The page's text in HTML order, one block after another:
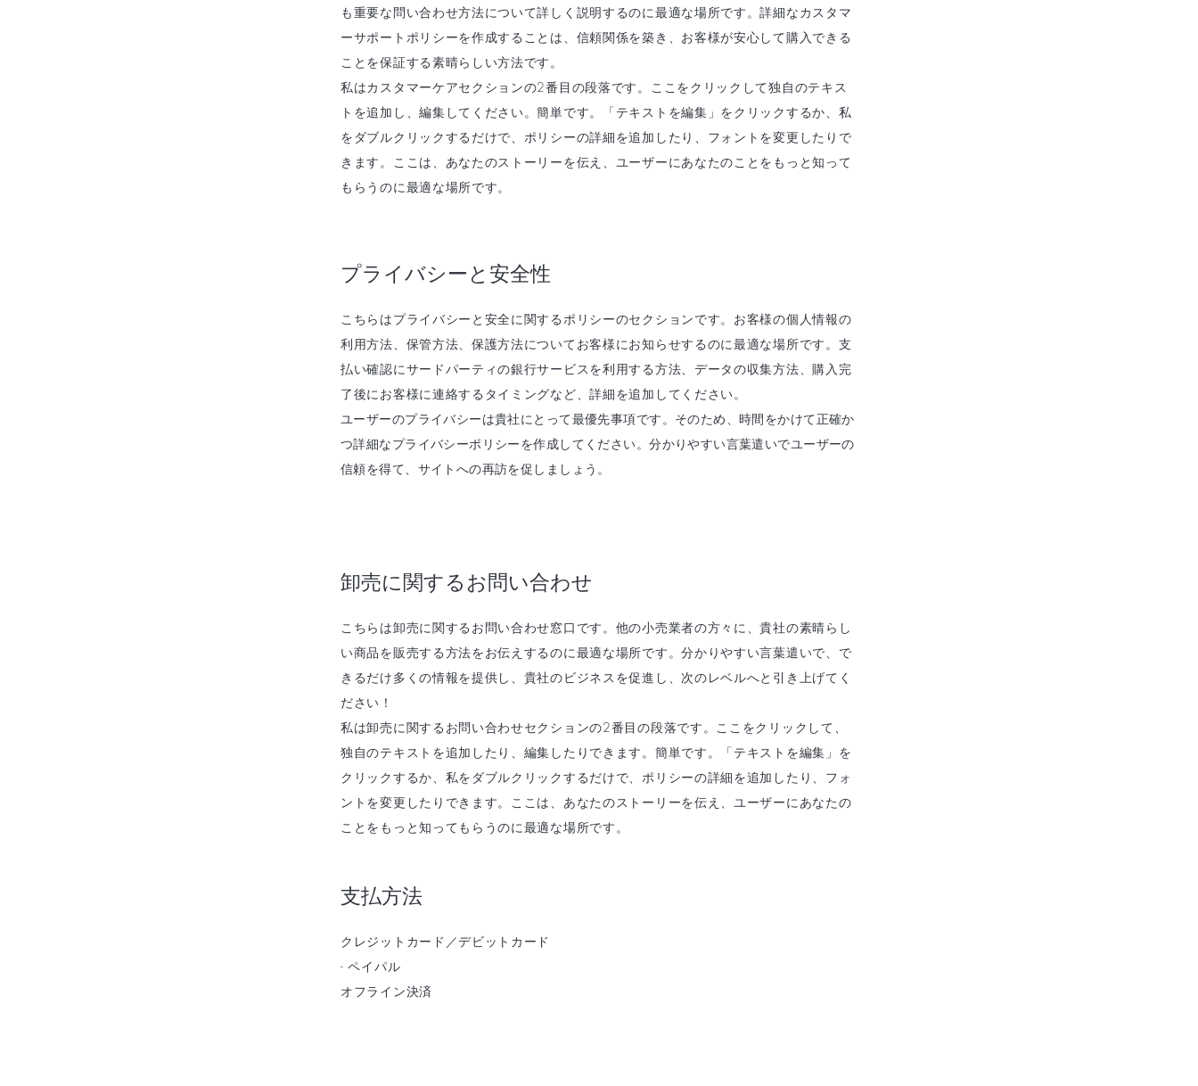
も重要な問い合わせ方法について詳しく説明するのに最適な場所です。詳細なカスタマ
ーサポートポリシーを作成することは、信頼関係を築き、お客様が安心して購入できる
ことを保証する素晴らしい方法です。
私はカスタマーケアセクションの2番目の段落です。ここをクリックして独自のテキス
トを追加し、編集してください。簡単です。「テキストを編集」をクリックするか、私
をダブルクリックするだけで、ポリシーの詳細を追加したり、フォントを変更したりで
きます。ここは、あなたのストーリーを伝え、ユーザーにあなたのことをもっと知って
もらうのに最適な場所です。
プライバシーと安全性
こちらはプライバシーと安全に関するポリシーのセクションです。お客様の個人情報の
利用方法、保管方法、保護方法についてお客様にお知らせするのに最適な場所です。支
払い確認にサードパーティの銀行サービスを利用する方法、データの収集方法、購入完
了後にお客様に連絡するタイミングなど、詳細を追加してください。
ユーザーのプライバシーは貴社にとって最優先事項です。そのため、時間をかけて正確か
つ詳細なプライバシーポリシーを作成してください。分かりやすい言葉遣いでユーザーの
信頼を得て、サイトへの再訪を促しましょう。
卸売に関するお問い合わせ
こちらは卸売に関するお問い合わせ窓口です。他の小売業者の方々に、貴社の素晴らし
い商品を販売する方法をお伝えするのに最適な場所です。分かりやすい言葉遣いで、で
きるだけ多くの情報を提供し、貴社のビジネスを促進し、次のレベルへと引き上げてく
ださい！
私は卸売に関するお問い合わせセクションの2番目の段落です。ここをクリックして、
独自のテキストを追加したり、編集したりできます。簡単です。「テキストを編集」を
クリックするか、私をダブルクリックするだけで、ポリシーの詳細を追加したり、フォ
ントを変更したりできます。ここは、あなたのストーリーを伝え、ユーザーにあなたの
ことをもっと知ってもらうのに最適な場所です。
支払方法
クレジットカード／デビットカード
- ペイパル
オフライン決済